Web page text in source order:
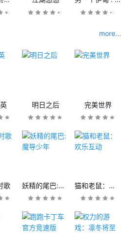
more...
明日之后 完美世界
歌 妖精的尾巴:魔导少年 猫和老鼠：欢乐互动